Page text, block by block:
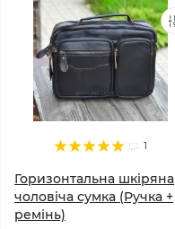
1
Горизонтальна шкіряна
чоловіча сумка (Ручка +
ремінь)